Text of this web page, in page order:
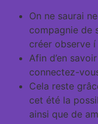
On ne saurai
compagnie de
créer observe
Afin d’en
connectez-
Cela reste
cet été la
ainsi que de